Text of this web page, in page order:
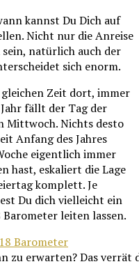
kannst Du Dich auf
Nicht nur die Anreise
natürlich auch der
sich enorm.
Zeit dort, immer
fällt der Tag der
Mittwoch. Nichts desto
Anfang des Jahres
eigentlich immer
hast, eskaliert die Lage
komplett. Je
Du dich vielleicht ein
leiten lassen.
zu erwarten? Das